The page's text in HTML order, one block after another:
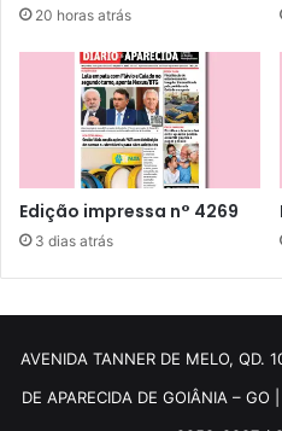
20 horas atrás
Edição impressa n° 4269
3 dias atrás
AVENIDA TANNER DE MELO, QD.
DE APARECIDA DE GOIÂNIA –